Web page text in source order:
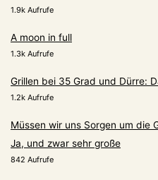
1.9k Aufrufe
A moon in full
1.3k Aufrufe
Grillen bei 35 Grad und Dürre:
1.2k Aufrufe
Müssen wir uns Sorgen um die
Ja, und zwar sehr große
842 Aufrufe